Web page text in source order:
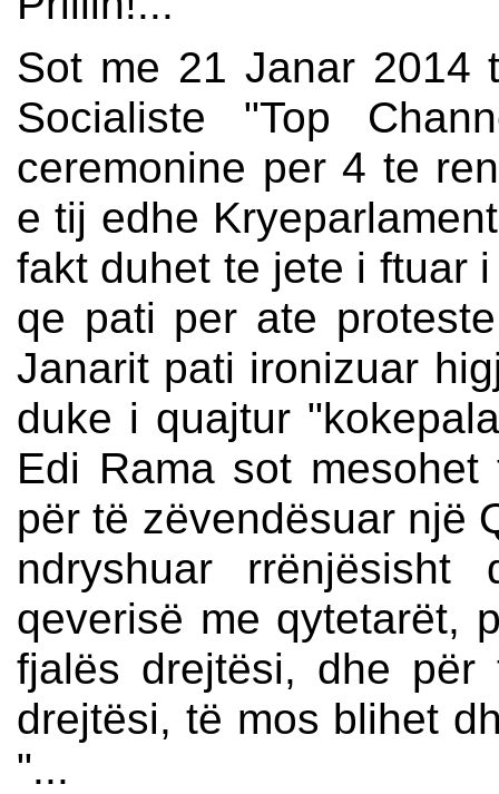
Sot me 21 Janar 2014
Socialiste "Top
ceremonine per 4 te
e tij edhe
fakt duhet te jete i ftuar
qe pati per ate
Janarit pati ironizuar
duke i quajtur
Edi Rama sot
për të zëvendësuar një
ndryshuar
qeverisë me qytetarët,
fjalës drejtësi, dhe
drejtësi, të mos blihet
"...